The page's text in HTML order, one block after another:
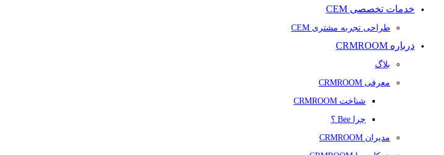
خدمات تخصصی CEM
طراحی تجربه مشتری CEM
درباره CRMROOM
بلاگ
معرفی CRMROOM
شناخت CRMROOM
چرا Bee ؟
مدیران CRMROOM